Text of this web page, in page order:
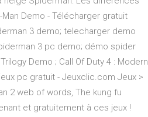
Demo - Télécharger gratuit
3 demo; telecharger demo
3 pc demo; démo spider
Demo ; Call Of Duty 4 : Modern
pc gratuit - Jeuxclic.com Jeux >
2 web of words, The kung fu
et gratuitement à ces jeux !